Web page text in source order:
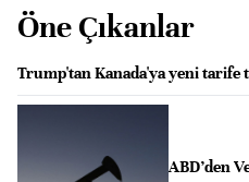
Öne Çıkanlar
Trump'tan Kanada'ya yeni tarife
ABD’den